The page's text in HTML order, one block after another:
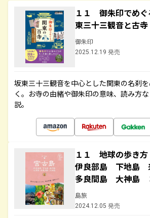
１１ 御朱印でめ
東三十三観音と古
御朱印
2025.12.19 発売
坂東三十三観音を中心とした関東の名刹
く。お寺の由緒や御朱印の意味、読み方
説。
１１ 地球の歩き
伊良部島 下地島
多良間島 大神島
島旅
2024.12.05 発売